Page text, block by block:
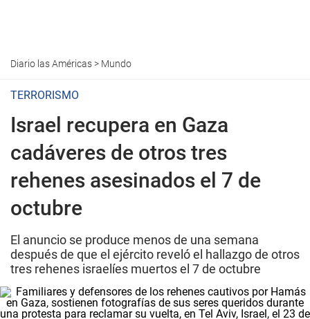
Diario las Américas> Mundo
TERRORISMO
Israel recupera en Gaza
cadáveres de otros tres
rehenes asesinados el 7 de
octubre
El anuncio se produce menos de una semana
después de que el ejército reveló el hallazgo de otros
tres rehenes israelíes muertos el 7 de octubre